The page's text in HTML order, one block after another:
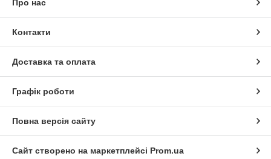
Про нас
Контакти
Доставка та оплата
Графік роботи
Повна версія сайту
Сайт створено на маркетплейсі Prom.ua